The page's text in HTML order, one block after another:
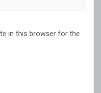
in this browser for the